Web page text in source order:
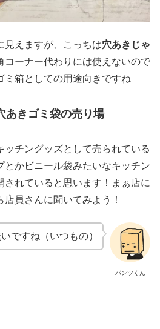
見えますが、こっちは穴あきじゃ
コーナー代わりには使えないので
ミ箱としての用途向きですね
あきゴミ袋の売り場
ッチングッズとして売られている
とかビニール袋みたいなキッチン
されていると思います！まぁ店に
員さんに聞いてみよう！
パンツくん
ですね（いつもの）